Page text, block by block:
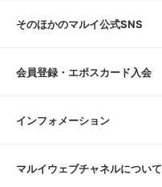
そのほかのマルイ公式SNS
会員登録・エポスカード入会
インフォメーション
マルイウェブチャネルについて